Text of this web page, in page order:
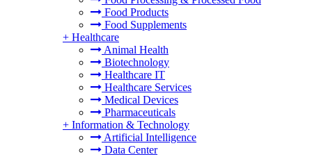
Food Products
Food Supplements
+ Healthcare
Animal Health
Biotechnology
Healthcare IT
Healthcare Services
Medical Devices
Pharmaceuticals
+ Information & Technology
Artificial Intelligence
Data Center